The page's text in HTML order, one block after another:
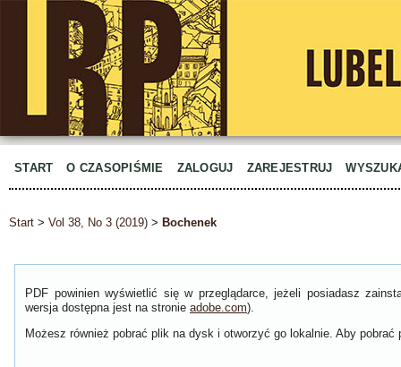
START O CZASOPIŚMIE ZALOGUJ ZAREJESTRUJ
Start > Vol 38, No 3 (2019) > Bochenek
PDF powinien wyświetlić się w przeglądarce, jeżeli posiadasz
wersja dostępna jest na stronie adobe.com).
Możesz również pobrać plik na dysk i otworzyć go lokalnie. Aby